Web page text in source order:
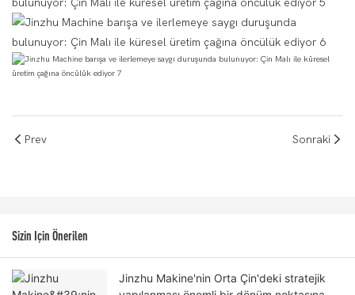
Prev Sonraki
Sizin Için Önerilen
Jinzhu Makine'nin Orta Çin'deki stratejik